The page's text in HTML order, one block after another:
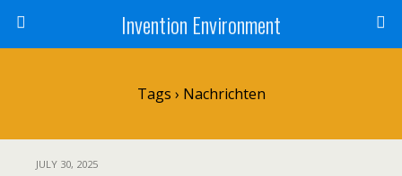
Invention Environment
Tags › Nachrichten
JULY 30, 2025